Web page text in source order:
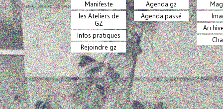
Manifeste
les Ateliers de
GZ
Infos pratiques
Rejoindre gz
Agenda gz
Agenda passé